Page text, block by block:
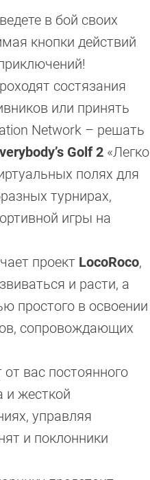
в бой своих
кнопки действий
состязания
или принять
Network – решать
Golf 2 «Легко
полях для
турнирах,
игры на
проект LocoRoco,
и расти, а
простого в освоении
сопровождающих
вас постоянного
и жесткой
управляя
и поклонники